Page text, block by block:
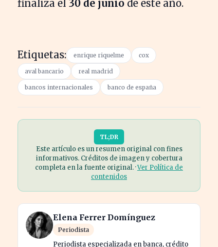
finaliza el 30 de junio de este año.
Etiquetas: enrique riquelme cox
aval bancario real madrid
bancos internacionales banco de españa
TL;DR
Este artículo es un resumen original con fines
informativos. Créditos de imagen y cobertura
completa en la fuente original. ·Ver Política de
contenidos
Elena Ferrer Domínguez
Periodista
Periodista especializada en banca, crédito